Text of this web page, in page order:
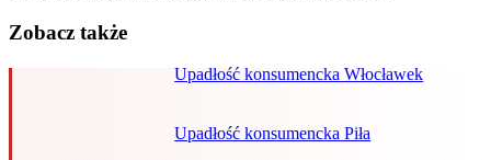
Zobacz także
Upadłość konsumencka Włocławek
Upadłość konsumencka Piła